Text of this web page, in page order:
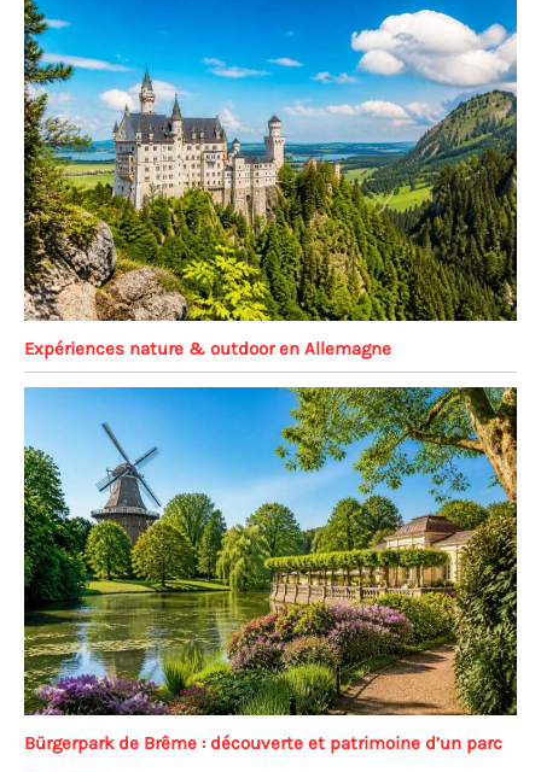
Expériences nature & outdoor en Allemagne
Bürgerpark de Brême : découverte et patrimoine d’un parc